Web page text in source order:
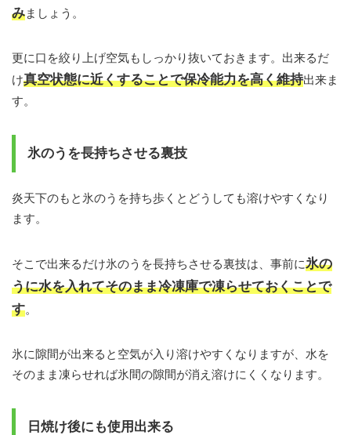
みましょう。
更に口を絞り上げ空気もしっかり抜いておきます。出来るだ
け真空状態に近くすることで保冷能力を高く維持出来ま
す。
氷のうを長持ちさせる裏技
炎天下のもと氷のうを持ち歩くとどうしても溶けやすくなり
ます。
そこで出来るだけ氷のうを長持ちさせる裏技は、事前に氷の
うに水を入れてそのまま冷凍庫で凍らせておくことで
す。
氷に隙間が出来ると空気が入り溶けやすくなりますが、水を
そのまま凍らせれば氷間の隙間が消え溶けにくくなります。
日焼け後にも使用出来る